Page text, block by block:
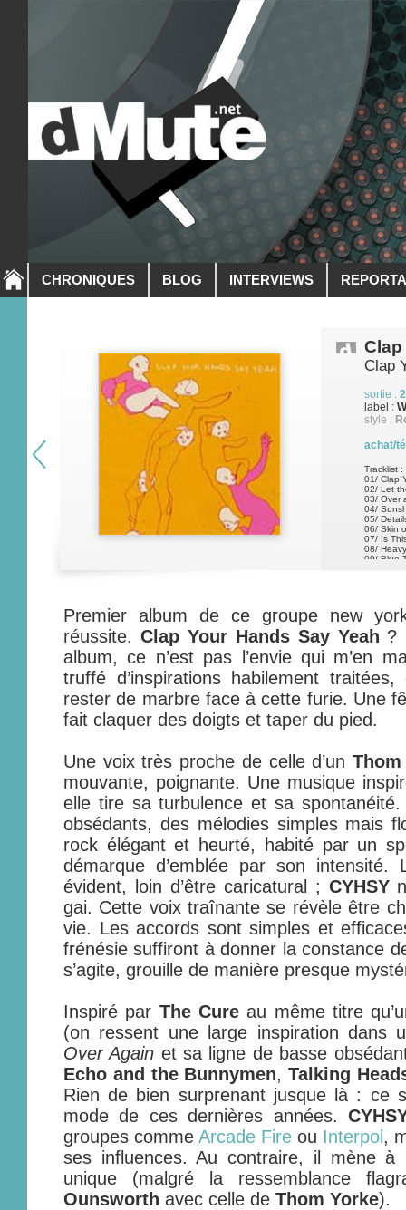
CHRONIQUES BLOG INTERVIEWS
Clap
Clap
sortie :
label :
style :
achat/
Tracklist :
01/ Clap
02/ Let
03/ Over
04/
05/
06/ Skin
07/ Is
08/
09/ Blue
Premier album de ce groupe new
réussite. Clap Your Hands Say Yeah ?
album, ce n’est pas l’envie qui m’en
truffé d’inspirations habilement
rester de marbre face à cette furie. Une
fait claquer des doigts et taper du pied.
Une voix très proche de celle d’un
mouvante, poignante. Une musique
elle tire sa turbulence et sa
obsédants, des mélodies simples mais
rock élégant et heurté, habité par un
démarque d’emblée par son intensité.
évident, loin d’être caricatural ; CYHSY
gai. Cette voix traînante se révèle être
vie. Les accords sont simples et
frénésie suffiront à donner la constance
s’agite, grouille de manière presque
Inspiré par The Cureau même titre
(on ressent une large inspiration dans
Over Again et sa ligne de basse
Echo and the Bunnymen,Talking
Rien de bien surprenant jusque là : ce
mode de ces dernières années.
groupes comme Arcade Fire ou Interpol ,
ses influences. Au contraire, il mène à
unique (malgré la ressemblance
Ounsworth avec celle de Thom Yorke).